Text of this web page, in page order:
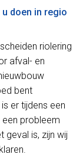
doen in regio
riolering
afval- en
bent
er tijdens een
probleem
geval is, zijn wij